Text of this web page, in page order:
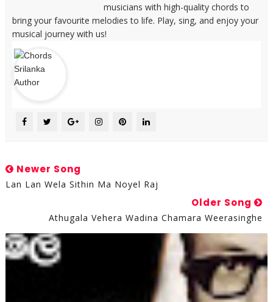
musicians with high-quality chords to
bring your favourite melodies to life. Play, sing, and enjoy your
musical journey with us!
Newer Song
Lan Lan Wela Sithin Ma Noyel Raj
Older Song
Athugala Vehera Wadina Chamara Weerasinghe